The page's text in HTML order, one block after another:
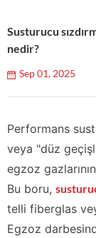
Susturucu
nedir?
Sep 01, 2025
Performans
veya "düz
egzoz
Bu boru,
telli fiberglas
Egzoz